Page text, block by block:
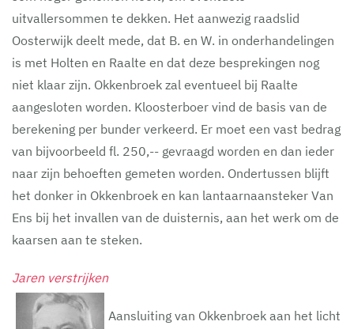
uitvallersommen te dekken. Het aanwezig raadslid
Oosterwijk deelt mede, dat B. en W. in onderhandelingen
is met Holten en Raalte en dat deze besprekingen nog
niet klaar zijn. Okkenbroek zal eventueel bij Raalte
aangesloten worden. Kloosterboer vind de basis van de
berekening per bunder verkeerd. Er moet een vast bedrag
van bijvoorbeeld fl. 250,-- gevraagd worden en dan ieder
naar zijn behoeften gemeten worden. Ondertussen blijft
het donker in Okkenbroek en kan lantaarnaansteker Van
Ens bij het invallen van de duisternis, aan het werk om de
kaarsen aan te steken.
Jaren verstrijken
Aansluiting van Okkenbroek aan het licht